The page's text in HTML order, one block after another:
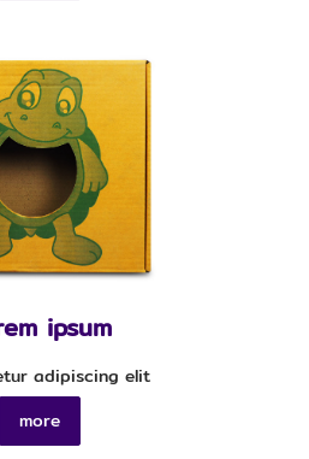
ipsum
adipiscing elit
more